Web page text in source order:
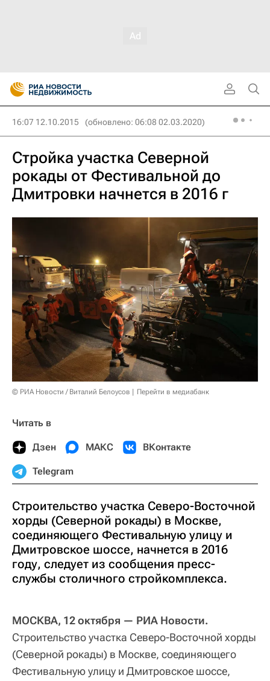
16:07 12.10.2015 (обновлено: 06:08 02.03.2020)
Стройка участка Северной
рокады от Фестивальной до
Дмитровки начнется в 2016 г
© РИА Новости / Виталий Белоусов Перейти в медиабанк
Читать в
Дзен МАКС ВКонтакте
Telegram
Строительство участка Северо-Восточной
хорды (Северной рокады) в Москве,
соединяющего Фестивальную улицу и
Дмитровское шоссе, начнется в 2016
году, следует из сообщения пресс-
службы столичного стройкомплекса.
МОСКВА, 12 октября — РИА Новости.
Строительство участка Северо-Восточной хорды
(Северной рокады) в Москве, соединяющего
Фестивальную улицу и Дмитровское шоссе,